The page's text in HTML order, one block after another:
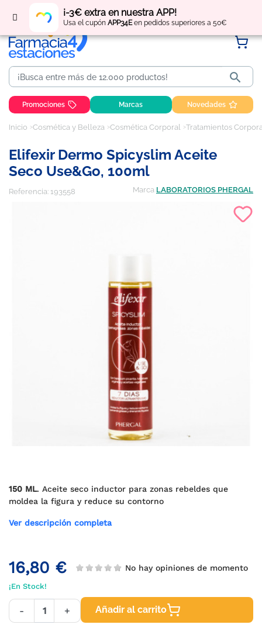
¡-3€ extra en nuestra APP!
Usa el cupón APP34Een pedidos superiores a 50€
Regístratey obtén puntos por tus compras

Promociones Marcas Novedades
Inicio Cosmética y Belleza Cosmética Corporal Tratamientos
Elifexir Dermo Spicyslim Aceite
Seco Use&Go, 100ml
Referencia: 193558 Marca LABORATORIOS PHERGAL
150 ML. Aceite seco inductor para zonas rebeldes que
moldea la figura y reduce su contorno
Ver descripción completa
16,80 € No hay opiniones de momento
¡En Stock!
- + Añadir al carrito